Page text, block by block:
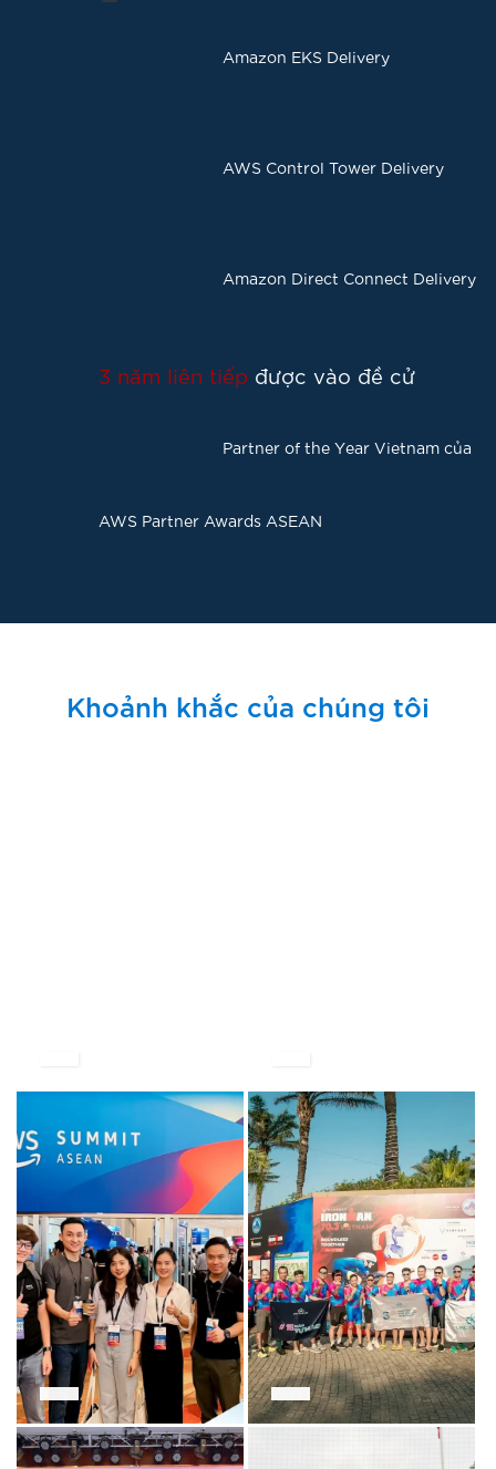
Amazon EKS Delivery
AWS Control Tower Delivery
Amazon Direct Connect Delivery
3 năm liên tiếp được vào đề cử
Partner of the Year Vietnam của
AWS Partner Awards ASEAN
Khoảnh khắc của chúng tôi